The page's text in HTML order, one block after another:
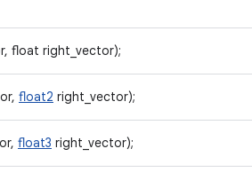
float right_vector);
float2 right_vector);
float3 right_vector);